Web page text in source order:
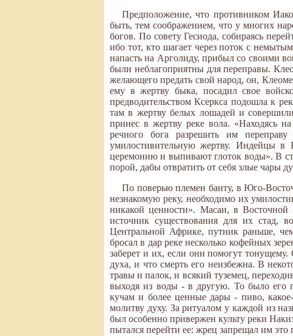
Предположение, что противником
быть, тем соображением, что у многих
богов. По совету Гесиода, собираясь
ибо тот, кто шагает через поток с
напасть на Арголиду, прибыл со своими
были неблагоприятны для переправы.
желающего предать свой народ, он,
ему в жертву быка, посадил свое
предводительством Ксеркса подошла к
там в жертву белых лошадей и
принес в жертву реке вола. «Находясь
речного бога разрешить им
умилостивительную жертву. Индейцы в
церемонию и выпивают глоток воды». В
порой, дабы отвратить от себя злые чары
По поверью племен банту, в Юго-
незнакомую реку, необходимо их
никакой ценности». Масаи, в
источник существования для их стад,
Центральной Африке, путник раньше,
бросал в дар реке несколько кофейных
заберет и их, если они помогут
духа, и что смерть его неизбежна. В
травы и палок, и всякий туземец,
выходя из воды - в другую. То было его
кучам и более ценные дары - пиво,
молитву духу. За ритуалом у каждой из
был особенно привержен культу реки
пытался перейти ее: жрец запрещал им это